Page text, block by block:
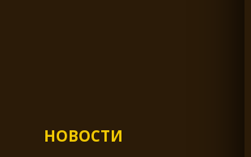
НОВОСТИ